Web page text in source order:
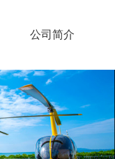
公司简介